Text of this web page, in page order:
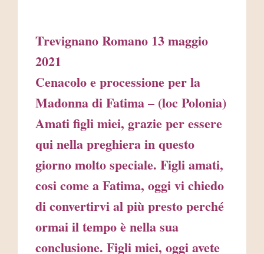
Trevignano Romano 13 maggio
2021
Cenacolo e processione per la
Madonna di Fatima – (loc Polonia)
Amati figli miei, grazie per essere
qui nella preghiera in questo
giorno molto speciale. Figli amati,
cosi come a Fatima, oggi vi chiedo
di convertirvi al più presto perché
ormai il tempo è nella sua
conclusione. Figli miei, oggi avete